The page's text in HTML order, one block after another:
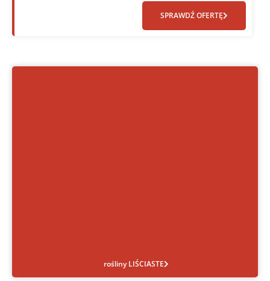
SPRAWDŹ OFERTĘ
rośliny LIŚCIASTE